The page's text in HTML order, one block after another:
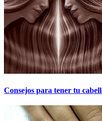
Consejos para tener tu